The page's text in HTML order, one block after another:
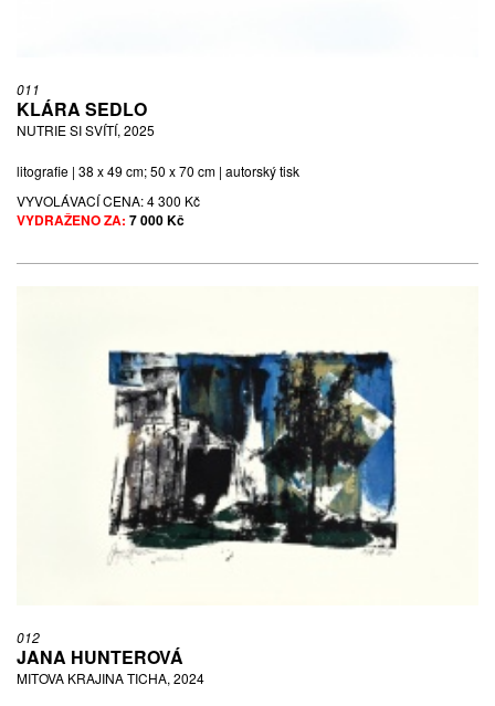
011
KLÁRA SEDLO
NUTRIE SI SVÍTÍ, 2025
litografie | 38 x 49 cm; 50 x 70 cm | autorský tisk
VYVOLÁVACÍ CENA:4 300 Kč
VYDRAŽENO ZA: 7 000 Kč
012
JANA HUNTEROVÁ
MITOVA KRAJINA TICHA, 2024